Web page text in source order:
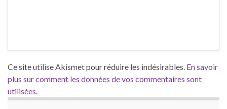
Ce site utilise Akismet pour réduire les indésirables. En savoir
plus sur comment les données de vos commentaires sont
utilisées